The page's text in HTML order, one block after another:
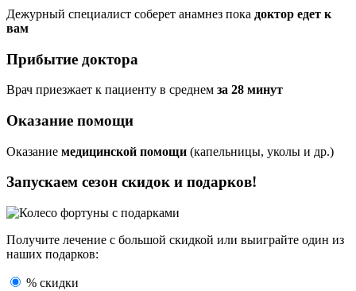
Дежурный специалист соберет анамнез пока доктор едет к
вам
Прибытие доктора
Врач приезжает к пациенту в среднем за 28 минут
Оказание помощи
Оказание медицинской помощи (капельницы, уколы и др.)
Запускаем сезон скидок и подарков!
Получите лечение с большой скидкой или выиграйте один из
наших подарков:
% скидки